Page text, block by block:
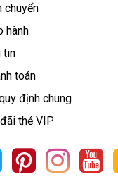
chuyển
hành
tin
toán
định chung
thẻ VIP